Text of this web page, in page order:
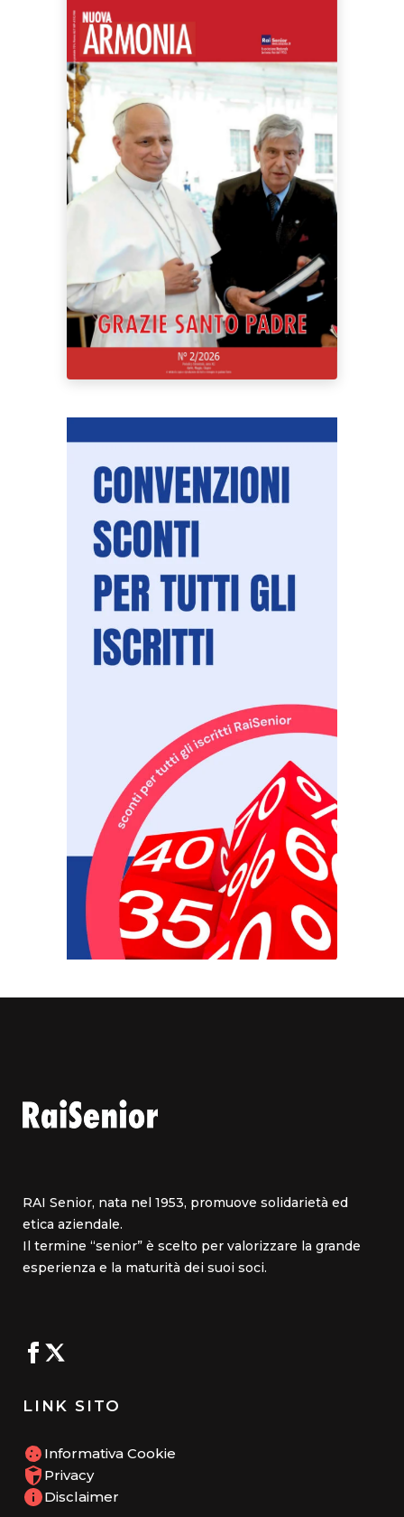
RAI Senior, nata nel 1953, promuove solidarietà ed
etica aziendale.
Il termine “senior” è scelto per valorizzare la grande
esperienza e la maturità dei suoi soci.
LINK SITO
Informativa Cookie
Privacy
Disclaimer